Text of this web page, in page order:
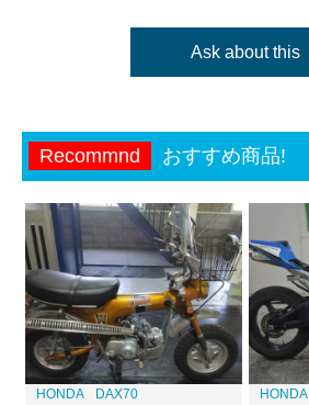
Ask about this
Recommnd おすすめ商品!
HONDA DAX70 HONDA